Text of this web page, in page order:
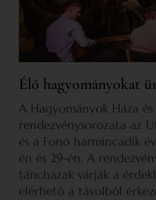
Élő hagyományokat
A Hagyományok Háza
rendezvénysorozata az
és a Fonó harmincadik
én és 29-én. A
táncházak várják a
elérhető a távolból